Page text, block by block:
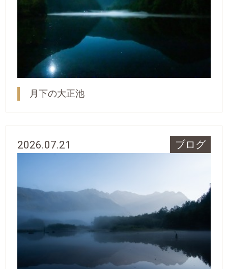
月下の大正池
2026.07.21 ブログ